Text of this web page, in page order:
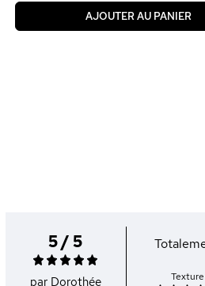
AJOUTER AU PANIER
5 / 5
par Dorothée Texture